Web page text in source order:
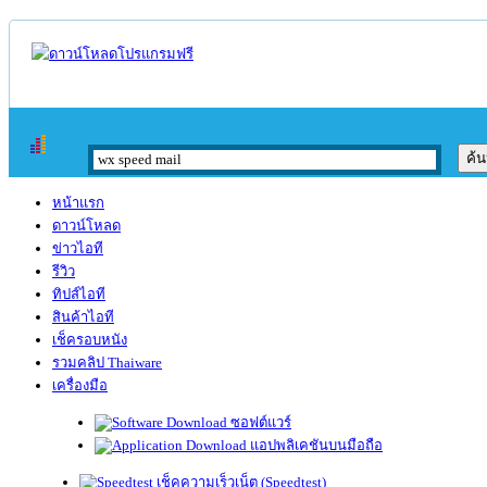
หน้าแรก
ดาวน์โหลด
ข่าวไอที
รีวิว
ทิปส์ไอที
สินค้าไอที
เช็ครอบหนัง
รวมคลิป Thaiware
เครื่องมือ
ซอฟต์แวร์
แอปพลิเคชันบนมือถือ
เช็คความเร็วเน็ต (Speedtest)